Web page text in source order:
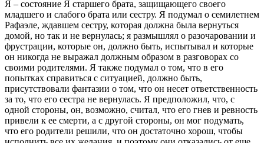
Я – состояние Я старшего брата, защищающего своего
младшего и слабого брата или сестру. Я подумал о семилетнем
Рафаэле, ждавшем сестру, которая должна была вернуться
домой, но так и не вернулась; я размышлял о разочаровании и
фрустрации, которые он, должно быть, испытывал и которые
он никогда не выражал должным образом в разговорах со
своими родителями. Я также подумал о том, что в его
попытках справиться с ситуацией, должно быть,
присутствовали фантазии о том, что он несет ответственность
за то, что его сестра не вернулась. Я предположил, что, с
одной стороны, он, возможно, считал, что его гнев и ревность
привели к ее смерти, а с другой стороны, он мог подумать,
что его родители решили, что он достаточно хорош, чтобы